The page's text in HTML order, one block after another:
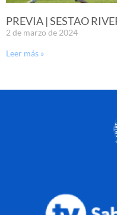
PREVIA | SESTAO
2 de marzo de 2024
Leer más »